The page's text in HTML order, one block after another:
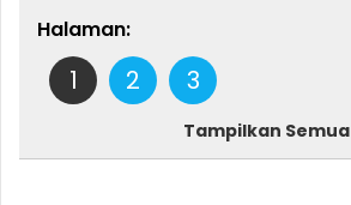
Halaman:
1 2 3
Tampilkan Semua